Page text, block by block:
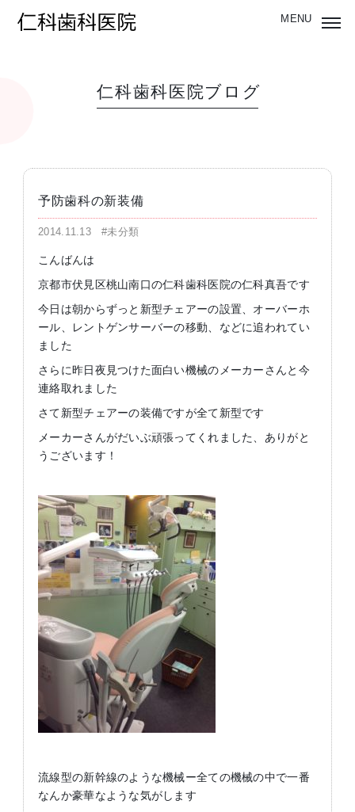
仁科歯科医院ブログ
予防歯科の新装備
2014.11.13#未分類
こんばんは
京都市伏見区桃山南口の仁科歯科医院の仁科真吾です
今日は朝からずっと新型チェアーの設置、オーバーホ
ール、レントゲンサーバーの移動、などに追われてい
ました
さらに昨日夜見つけた面白い機械のメーカーさんと今
連絡取れました
さて新型チェアーの装備ですが全て新型です
メーカーさんがだいぶ頑張ってくれました、ありがと
うございます！
流線型の新幹線のような機械ー全ての機械の中で一番
なんか豪華なような気がします